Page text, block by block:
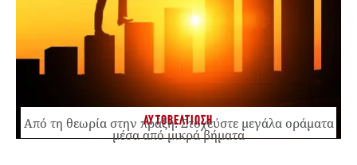
ΑΥΤΟΒΕΛΤΙΩΣΗ
Από τη θεωρία στην πράξη: Στοχεύστε μεγάλα οράματα
μέσα από μικρά βήματα